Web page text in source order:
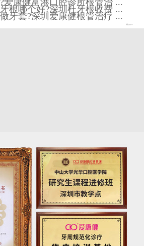
爱康健富港口腔诊所根管治 ...
根哪个好?深圳杜牙根收费 ...
牙套?深圳爱康健根管治疗 ...
More+